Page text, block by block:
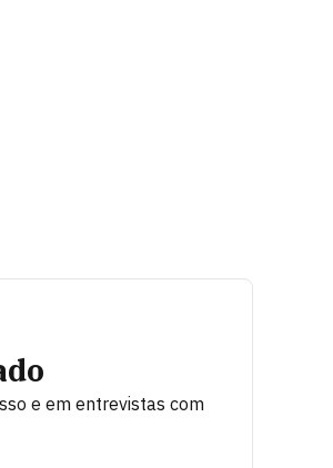
e em entrevistas com